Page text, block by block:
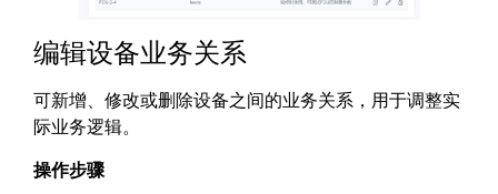
编辑设备业务关系
可新增、修改或删除设备之间的业务关系，用于调整实
际业务逻辑。
操作步骤